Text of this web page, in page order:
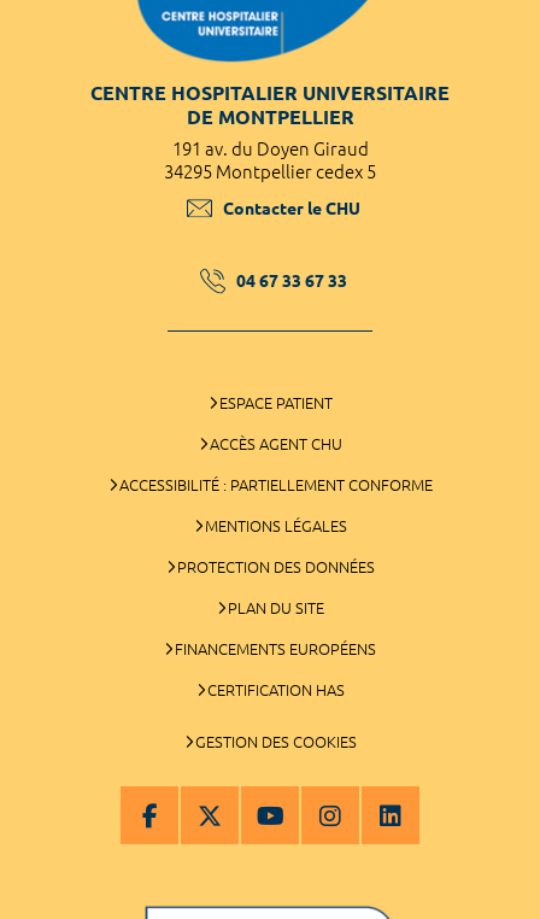
CENTRE HOSPITALIER UNIVERSITAIRE
DE MONTPELLIER
191 av. du Doyen Giraud
34295 Montpellier cedex 5
Contacter le CHU
04 67 33 67 33
ESPACE PATIENT
ACCÈS AGENT CHU
ACCESSIBILITÉ : PARTIELLEMENT CONFORME
MENTIONS LÉGALES
PROTECTION DES DONNÉES
PLAN DU SITE
FINANCEMENTS EUROPÉENS
CERTIFICATION HAS
GESTION DES COOKIES